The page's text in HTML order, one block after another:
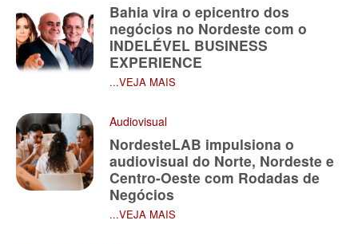
Bahia vira o epicentro dos
negócios no Nordeste com o
INDELÉVEL BUSINESS
EXPERIENCE
...VEJA MAIS
Audiovisual
NordesteLAB impulsiona o
audiovisual do Norte, Nordeste e
Centro-Oeste com Rodadas de
Negócios
...VEJA MAIS